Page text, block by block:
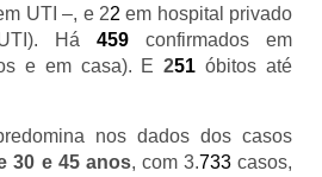
UTI –, e 22em hospital privado
Há 459confirmados em
e em casa). E251 óbitos até
nos dados dos casos
30 e 45 anos, com 3.733casos,